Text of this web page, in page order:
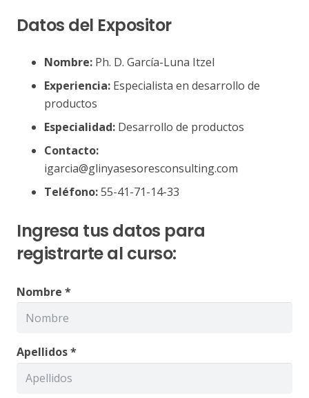
Datos del Expositor
Nombre: Ph. D. García-Luna Itzel
Experiencia: Especialista en desarrollo de
productos
Especialidad: Desarrollo de productos
Contacto:
igarcia@glinyasesoresconsulting.com
Teléfono:55-41-71-14-33
Ingresa tus datos para
registrarte al curso:
Nombre *
Apellidos *